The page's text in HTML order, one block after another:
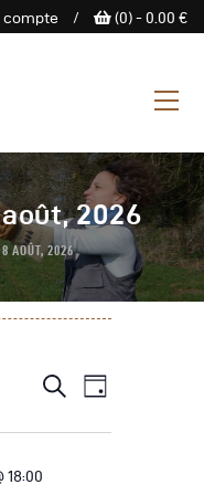
compte / (0) - 0.00 €
2026
8 AOÛT, 2026
Centre de Sauvegarde de la
R
e
c
R
h
N
J
u
18:00